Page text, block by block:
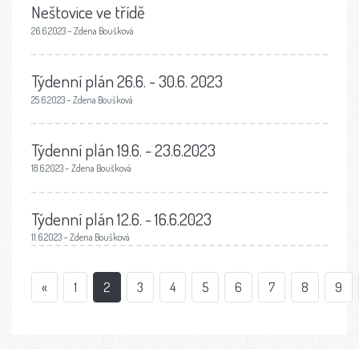
Neštovice ve třídě
26.6.2023 – Zdena Boušková
Týdenní plán 26.6. - 30.6. 2023
25.6.2023 – Zdena Boušková
Týdenní plán 19.6. - 23.6.2023
18.6.2023 – Zdena Boušková
Týdenní plán 12.6. - 16.6.2023
11.6.2023 – Zdena Boušková
« 1 2 3 4 5 6 7 8 9